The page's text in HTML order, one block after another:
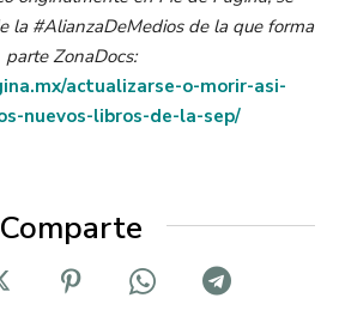
la #AlianzaDeMedios de la que forma
parte ZonaDocs:
actualizarse-o-morir-asi-
nuevos-libros-de-la-sep/
Comparte